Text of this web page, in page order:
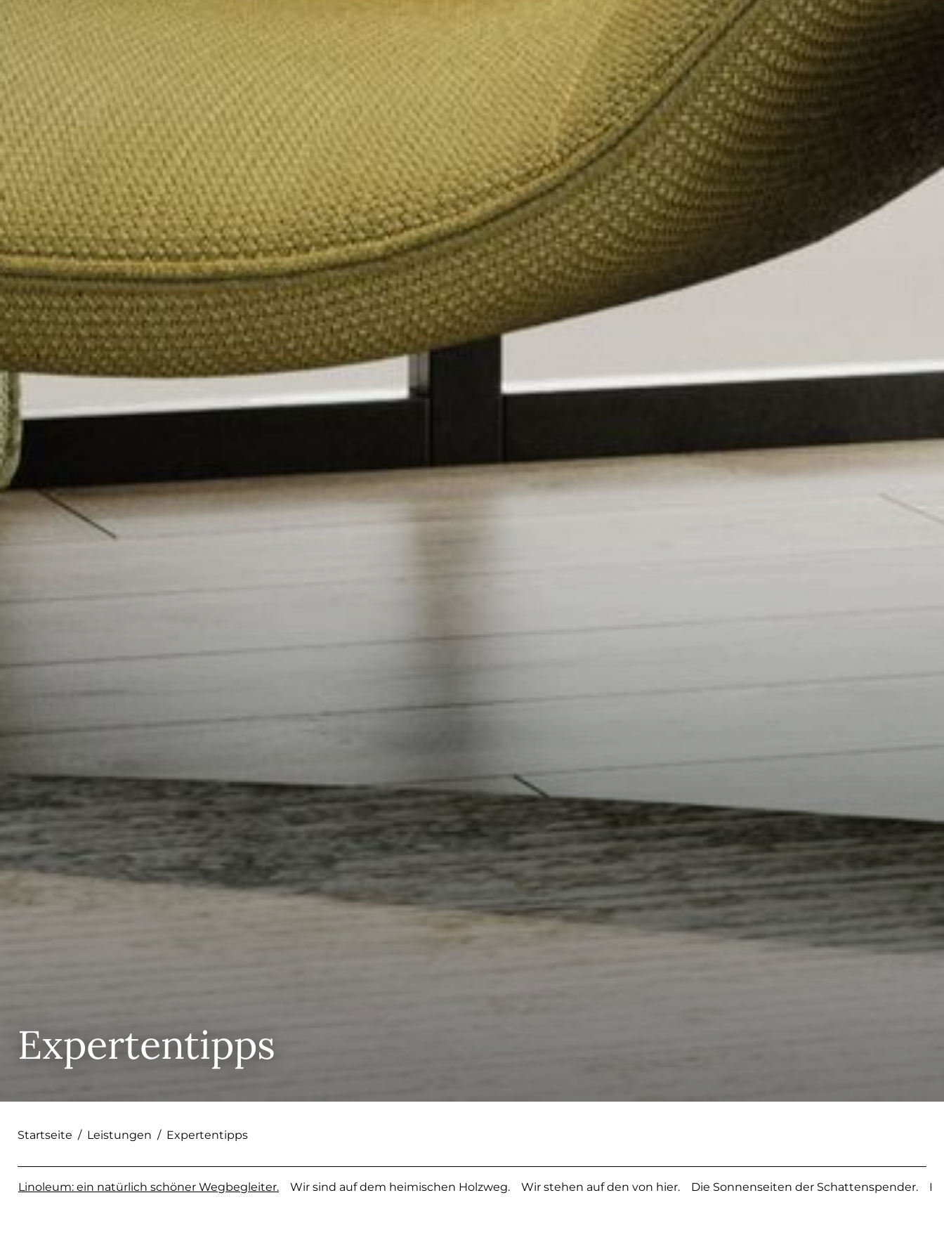
Expertentipps
Startseite / Leistungen / Expertentipps
Linoleum: ein natürlich schöner Wegbegleiter. Wir sind auf dem heimischen Holzweg. Wir stehen auf den von hier. Die Sonnenseiten der Schattenspender.